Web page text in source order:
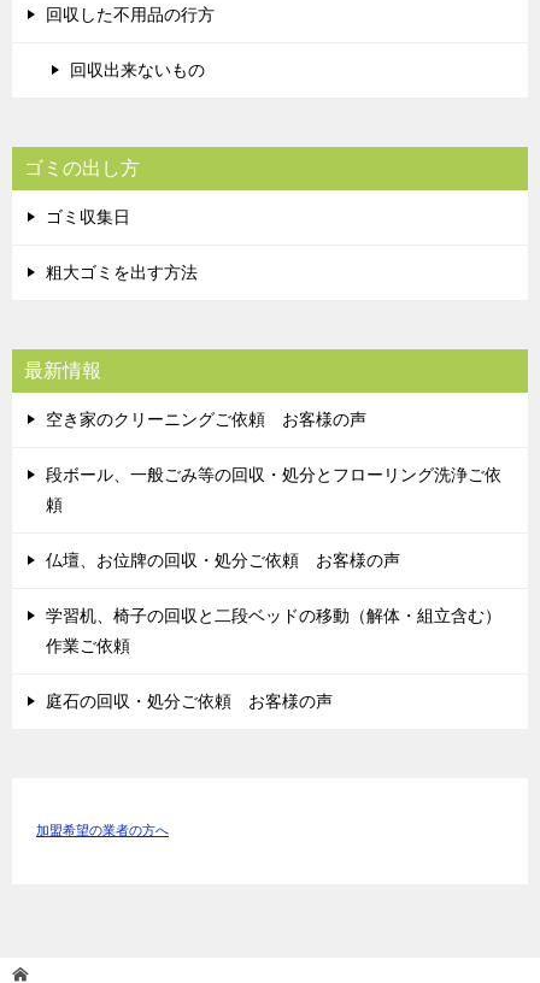
回収した不用品の行方
回収出来ないもの
ゴミの出し方
ゴミ収集日
粗大ゴミを出す方法
最新情報
空き家のクリーニングご依頼 お客様の声
段ボール、一般ごみ等の回収・処分とフローリング洗浄ご依
頼
仏壇、お位牌の回収・処分ご依頼 お客様の声
学習机、椅子の回収と二段ベッドの移動（解体・組立含む）
作業ご依頼
庭石の回収・処分ご依頼 お客様の声
加盟希望の業者の方へ